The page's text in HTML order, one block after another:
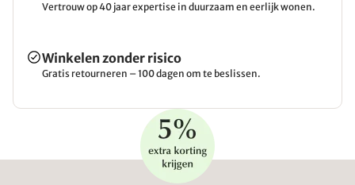
Vertrouw op 40 jaar expertise in duurzaam en eerlijk wonen.
Winkelen zonder risico
Gratis retourneren – 100 dagen om te beslissen.